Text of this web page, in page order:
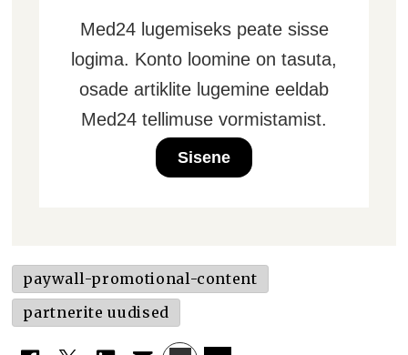
Med24 lugemiseks peate sisse
logima. Konto loomine on tasuta,
osade artiklite lugemine eeldab
Med24 tellimuse vormistamist.
Sisene
paywall-promotional-content
partnerite uudised